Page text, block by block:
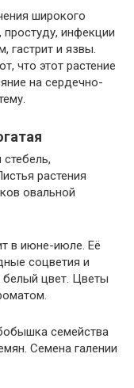
широкого
простуду, инфекции
гастрит и язвы.
что этот растение
на сердечно-
растения
овальной
в июне-июле. Её
соцветия и
цвет. Цветы
семейства
Семена галении